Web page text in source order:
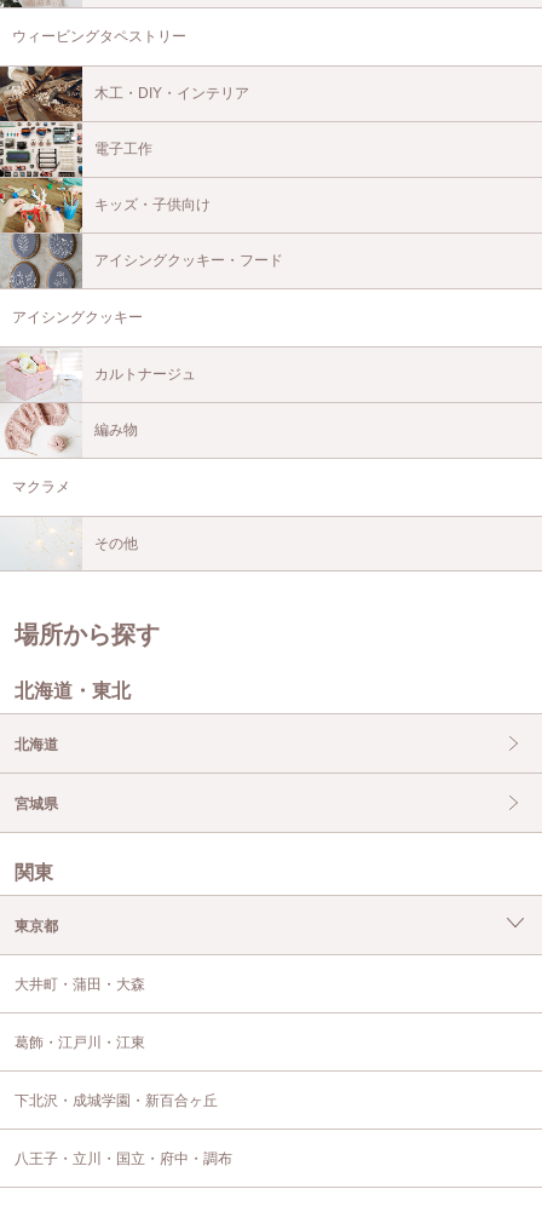
ウィービングタペストリー
木工・DIY・インテリア
電子工作
キッズ・子供向け
アイシングクッキー・フード
アイシングクッキー
カルトナージュ
編み物
マクラメ
その他
場所から探す
北海道・東北
北海道
宮城県
関東
東京都
大井町・蒲田・大森
葛飾・江戸川・江東
下北沢・成城学園・新百合ヶ丘
八王子・立川・国立・府中・調布